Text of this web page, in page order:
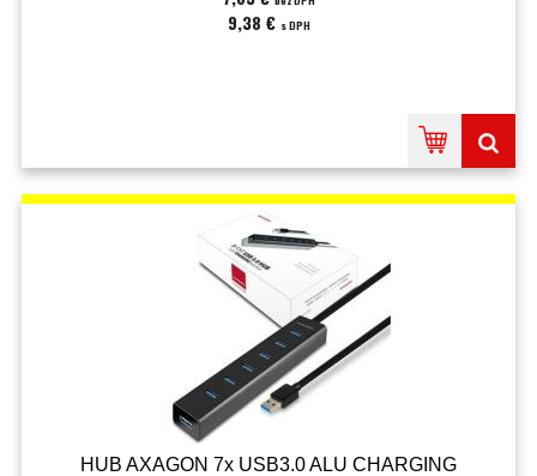
9,38 € s DPH
HUB AXAGON 7x USB3.0 ALU CHARGING